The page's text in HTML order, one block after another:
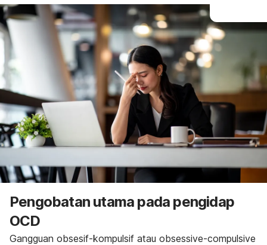
Pengobatan utama pada pengidap
OCD
Gangguan obsesif-kompulsif atau obsessive-compulsive